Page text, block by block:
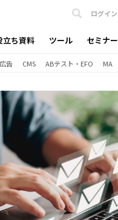
立ち資料 ツール セミナー
ログイン
告 CMS ABテスト・EFO MA